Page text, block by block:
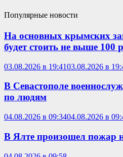
Популярные новости
На основных крымских
будет стоить не выше 100
03.08.2026 в 19:4103.08.2026 в
В Севастополе
по людям
04.08.2026 в 09:3404.08.2026 в
В Ялте произошел пожар